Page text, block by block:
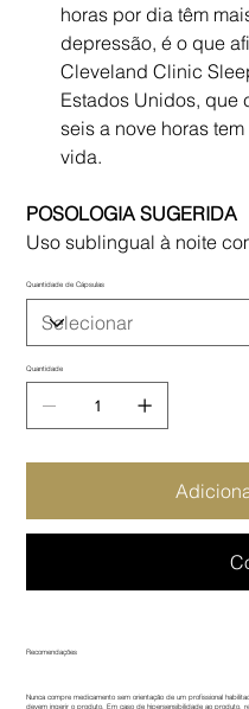
horas por dia têm
depressão, é o que
Cleveland Clinic
Estados Unidos, que
seis a nove horas
vida.
POSOLOGIA SUGERIDA
Uso sublingual à noite
Quantidade de Cápsulas
Quantidade
Recomendações
Nunca compre medicamento sem orientação de um profissional
devem ingerir o produto. Em caso de hipersensibilidade ao produto,